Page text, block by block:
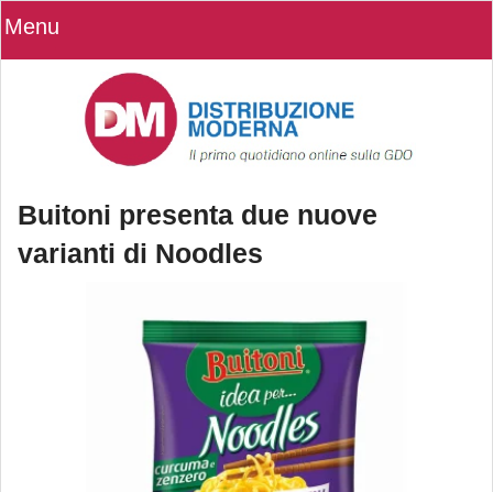
Menu
Buitoni presenta due nuove
varianti di Noodles